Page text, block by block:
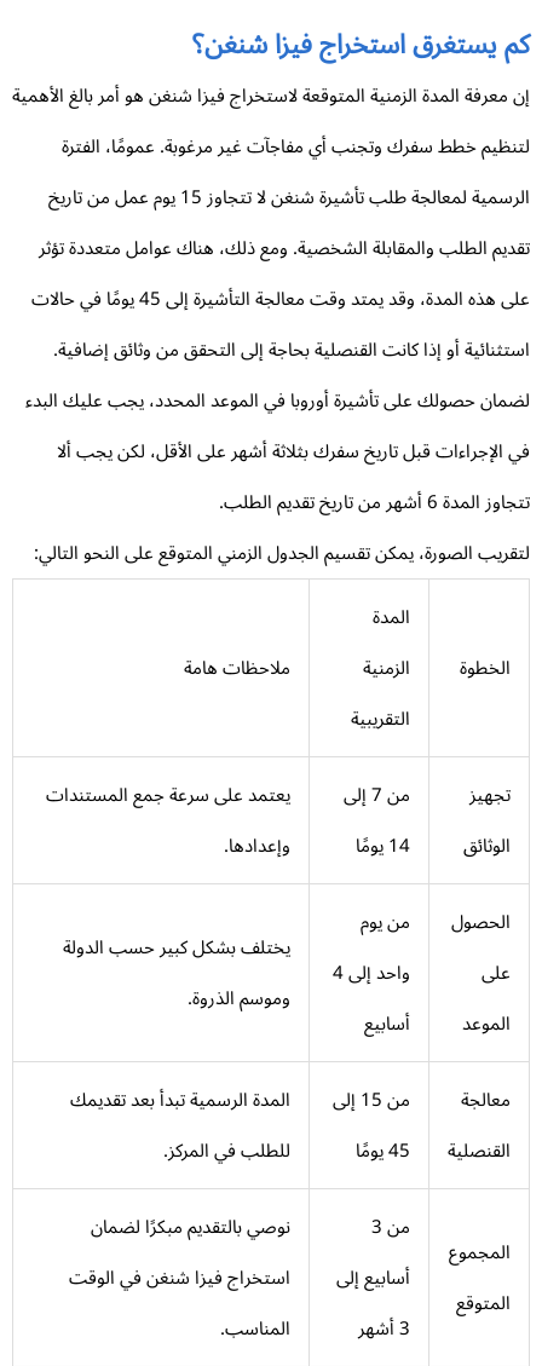
يستغرق استخراج فيزا شنغن؟
معرفة المدة الزمنية المتوقعة لاستخراج فيزا شنغن هو أمر بالغ الأهمية
خطط سفرك وتجنب أي مفاجآت غير مرغوبة. عمومًا، الفترة
الرسمية لمعالجة طلب تأشيرة شنغن لا تتجاوز 15 يوم عمل من تاريخ
الطلب والمقابلة الشخصية. ومع ذلك، هناك عوامل متعددة تؤثر
على هذه المدة، وقد يمتد وقت معالجة التأشيرة إلى 45 يومًا في حالات
أو إذا كانت القنصلية بحاجة إلى التحقق من وثائق إضافية.
حصولك على تأشيرة أوروبا في الموعد المحدد، يجب عليك البدء
الإجراءات قبل تاريخ سفرك بثلاثة أشهر على الأقل، لكن يجب ألا
6 أشهر من تاريخ تقديم الطلب.
الصورة، يمكن تقسيم الجدول الزمني المتوقع على النحو التالي:
الخطوة
المدة
الزمنية
التقريبية
ملاحظات هامة
تجهيز
الوثائق
من 7 إلى
يعتمد على سرعة جمع المستندات
وإعدادها.
الحصول
على
الموعد
من يوم
واحد إلى 4
أسابيع
يختلف بشكل كبير حسب الدولة
وموسم الذروة.
معالجة
القنصلية
من 15 إلى
المدة الرسمية تبدأ بعد تقديمك
للطلب في المركز.
المجموع
المتوقع
من 3
أسابيع إلى
نوصي بالتقديم مبكرًا لضمان
استخراج فيزا شنغن في الوقت
المناسب.